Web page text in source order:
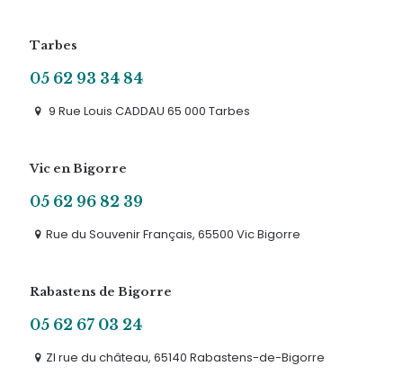
Tarbes
05 62 93 34 84
9 Rue Louis CADDAU 65 000 Tarbes
Vic en Bigorre
05 62 96 82 39
Rue du Souvenir Français, 65500 Vic Bigorre
Rabastens de Bigorre
05 62 67 03 24
ZI rue du château, 65140 Rabastens-de-Bigorre